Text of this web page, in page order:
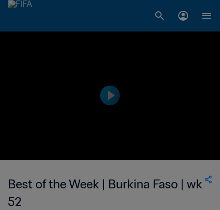
Best of the Week | Burkina Faso | wk
52